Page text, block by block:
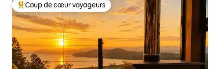
Coups de cœur voyageurs les plus appréciés
Coup de cœur voyageurs